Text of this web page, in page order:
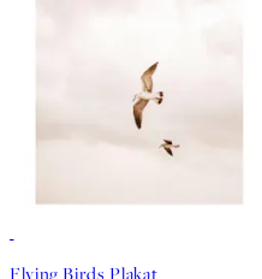
Flying Birds Plakat